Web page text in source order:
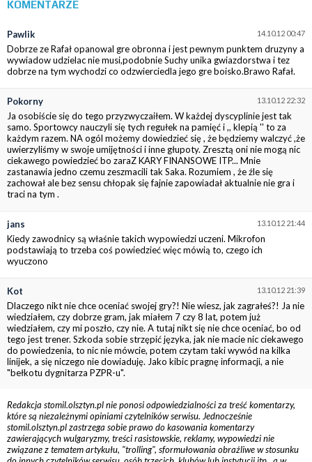
KOMENTARZE
14.10.12 00:47
Pawlik
Dobrze ze Rafał opanowal gre obronna i jest pewnym punktem druzyny a
wywiadow udzielac nie musi,podobnie Suchy unika gwiazdorstwa i tez
dobrze na tym wychodzi co odzwierciedla jego gre boisko.Brawo Rafał.
13.10.12 22:32
Pokorny
Ja osobiście się do tego przyzwyczaiłem. W każdej dyscyplinie jest tak
samo. Sportowcy nauczyli się tych regułek na pamięć i ,, klepią '' to za
każdym razem. NA ogól możemy dowiedzieć się , że będziemy walczyć ,że
uwierzyliśmy w swoje umijętności i inne głupoty. Zresztą oni nie mogą nic
ciekawego powiedzieć bo zaraZ KARY FINANSOWE ITP... Mnie
zastanawia jedno czemu zeszmacili tak Saka. Rozumiem , że źle się
zachował ale bez sensu chłopak się fajnie zapowiadał aktualnie nie gra i
traci na tym .
13.10.12 21:44
jans
Kiedy zawodnicy są właśnie takich wypowiedzi uczeni. Mikrofon
podstawiają to trzeba coś powiedzieć więc mówią to, czego ich
wyuczono
13.10.12 21:39
Kot
Dlaczego nikt nie chce oceniać swojej gry?! Nie wiesz, jak zagrałeś?! Ja nie
wiedziałem, czy dobrze gram, jak miałem 7 czy 8 lat, potem już
wiedziałem, czy mi poszło, czy nie. A tutaj nikt się nie chce oceniać, bo od
tego jest trener. Szkoda sobie strzępić języka, jak nie macie nic ciekawego
do powiedzenia, to nic nie mówcie, potem czytam taki wywód na kilka
linijek, a się niczego nie dowiaduję. Jako kibic pragnę informacji, a nie
"bełkotu dygnitarza PZPR-u".
Redakcja stomil.olsztyn.pl nie ponosi odpowiedzialności za treść komentarzy,
które są niezależnymi opiniami czytelników serwisu. Jednocześnie
stomil.olsztyn.pl zastrzega sobie prawo do kasowania komentarzy
zawierających wulgaryzmy, treści rasistowskie, reklamy, wypowiedzi nie
związane z tematem artykułu, "trolling", sformułowania obraźliwe w stosunku